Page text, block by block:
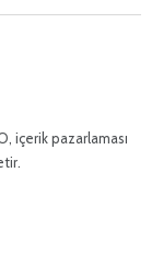
içerik pazarlaması